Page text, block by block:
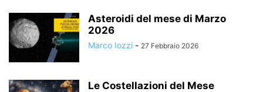
Asteroidi del mese di Marzo
2026
Marco Iozzi - 27 Febbraio 2026
Le Costellazioni del Mese